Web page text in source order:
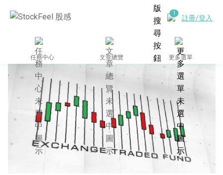
註冊/登入
任務中心 文章總覽 更多選單